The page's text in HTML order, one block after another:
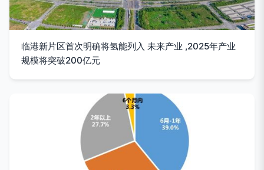
临港新片区首次明确将氢能列入 未来产业 ,2025年产业
规模将突破200亿元